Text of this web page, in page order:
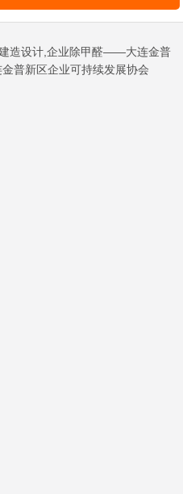
造设计,企业除甲醛——大连金普
普新区企业可持续发展协会